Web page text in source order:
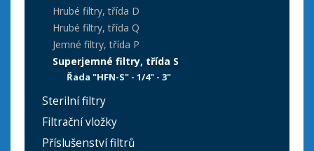
Hrubé filtry, třída D
Hrubé filtry, třída Q
Jemné filtry, třída P
Superjemné filtry, třída S
Řada "HFN-S" - 1/4" - 3"
Sterilní filtry
Filtrační vložky
Příslušenství filtrů